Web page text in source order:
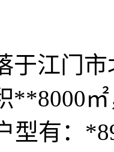
于江门
**8000
型有：